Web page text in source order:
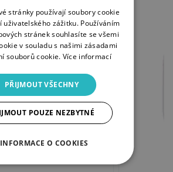
stránky používají soubory cookie
uživatelského zážitku. Používáním
stránek souhlasíte se všemi
v souladu s našimi zásadami
souborů cookie. Více informací
PŘIJMOUT VŠECHNY
POUZE NEZBYTNÉ
INFORMACE O COOKIES